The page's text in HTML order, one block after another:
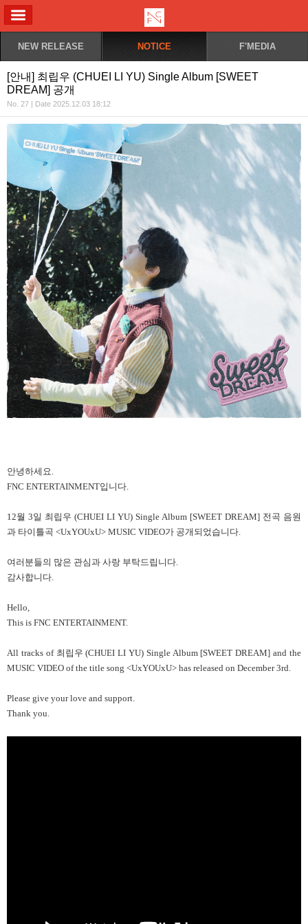
NEW RELEASE NOTICE F'MEDIA
[안내] 최립우 (CHUEI LI YU) Single Album [SWEET
DREAM] 공개
No. 27 | Date 2025.12.03 18:12
안녕하세요.
FNC ENTERTAINMENT입니다.
12월 3일 최립우 (CHUEI LI YU) Single Album [SWEET DREAM] 전곡 음원
과 타이틀곡 <UxYOUxU> MUSIC VIDEO가 공개되었습니다.
여러분들의 많은 관심과 사랑 부탁드립니다.
감사합니다.
Hello,
This is FNC ENTERTAINMENT.
All tracks of 최립우 (CHUEI LI YU) Single Album [SWEET DREAM] and the
MUSIC VIDEO of the title song <UxYOUxU> has released on December 3rd.
Please give your love and support.
Thank you.